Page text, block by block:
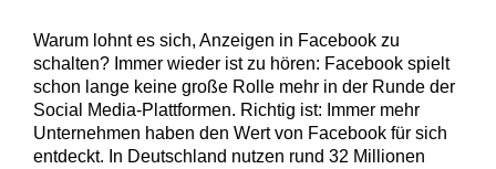
Warum lohnt es sich, Anzeigen in Facebook zu
schalten? Immer wieder ist zu hören: Facebook spielt
schon lange keine große Rolle mehr in der Runde der
Social Media-Plattformen. Richtig ist: Immer mehr
Unternehmen haben den Wert von Facebook für sich
entdeckt. In Deutschland nutzen rund 32 Millionen